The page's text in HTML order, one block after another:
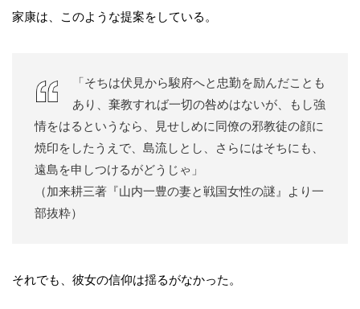
家康は、このような提案をしている。
「そちは伏見から駿府へと忠勤を励んだことも
あり、棄教すれば一切の咎めはないが、もし強
情をはるというなら、見せしめに同僚の邪教徒の顔に
焼印をしたうえで、島流しとし、さらにはそちにも、
遠島を申しつけるがどうじゃ」
（加来耕三著『山内一豊の妻と戦国女性の謎』より一
部抜粋）
それでも、彼女の信仰は揺るがなかった。